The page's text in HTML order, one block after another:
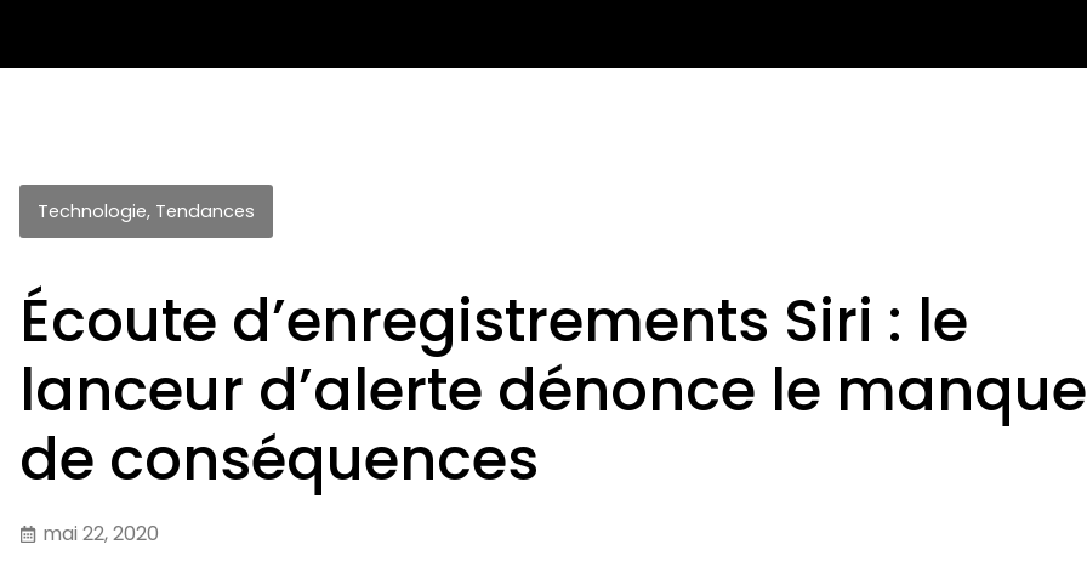
Technologie, Tendances
Écoute d’enregistrements Siri : le
lanceur d’alerte dénonce le manque
de conséquences
mai 22, 2020